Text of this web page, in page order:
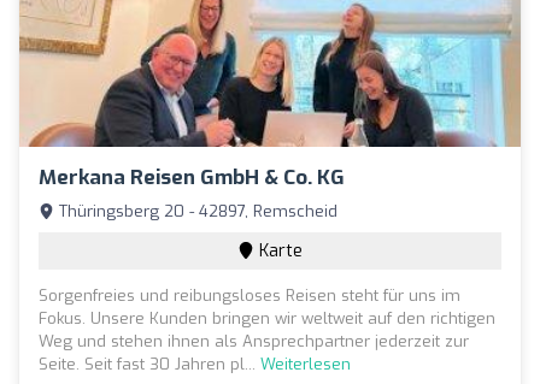
Merkana Reisen GmbH & Co. KG
Thüringsberg 20 - 42897, Remscheid
Karte
Sorgenfreies und reibungsloses Reisen steht für uns im
Fokus. Unsere Kunden bringen wir weltweit auf den richtigen
Weg und stehen ihnen als Ansprechpartner jederzeit zur
Seite. Seit fast 30 Jahren pl... Weiterlesen